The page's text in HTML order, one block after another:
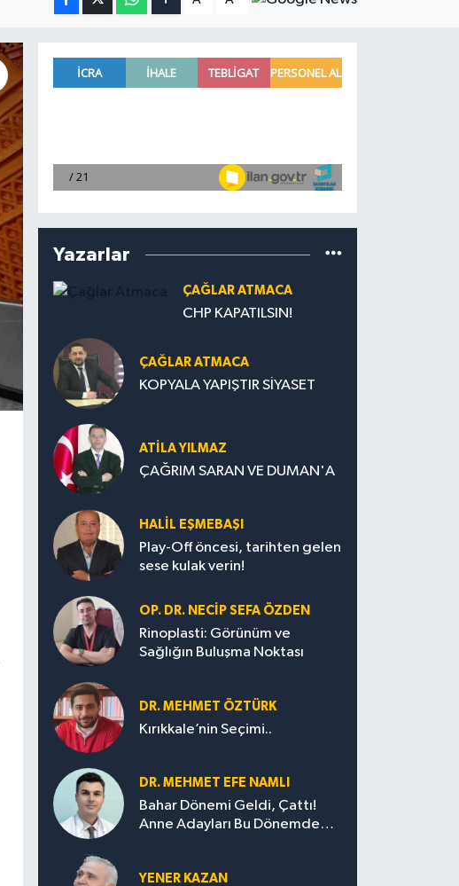
Yazarlar
ÇAĞLAR ATMACA
CHP KAPATILSIN!
ÇAĞLAR ATMACA
KOPYALA YAPIŞTIR SİYASET
ATILA YILMAZ
ÇAĞRIM SARAN VE DUMAN'A
HALIL EŞMEBAŞI
Play-Off öncesi, tarihten gelen
sese kulak verin!
OP. DR. NECIP SEFA ÖZDEN
Rinoplasti: Görünüm ve
Sağlığın Buluşma Noktası
DR. MEHMET ÖZTÜRK
Kırıkkale’nin Seçimi..
DR. MEHMET EFE NAMLI
Bahar Dönemi Geldi, Çattı!
Anne Adayları Bu Dönemde
YENER KAZAN